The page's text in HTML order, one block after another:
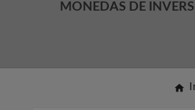
MONEDAS DE